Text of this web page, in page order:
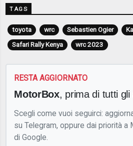
TAGS
toyota wrc Sebastien Ogier
Safari Rally Kenya
wrc 2023
RESTA AGGIORNATO
MotorBox, prima di tutti gli
Scegli come vuoi seguirci:
su Telegram, oppure dai priorità a
di Google.